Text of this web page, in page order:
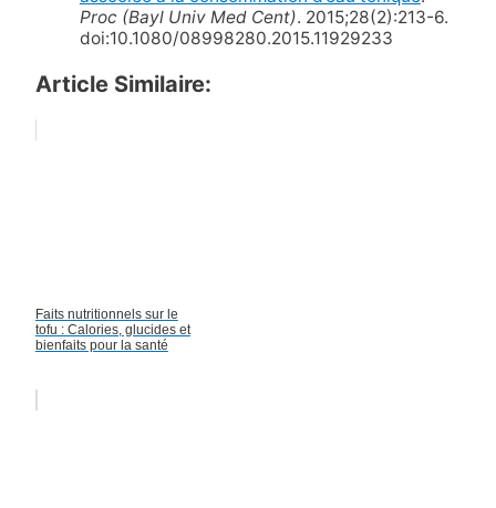
Proc (Bayl Univ Med Cent). 2015;28(2):213-6.
doi:10.1080/08998280.2015.11929233
Article Similaire:
Faits nutritionnels sur le
tofu : Calories, glucides et
bienfaits pour la santé